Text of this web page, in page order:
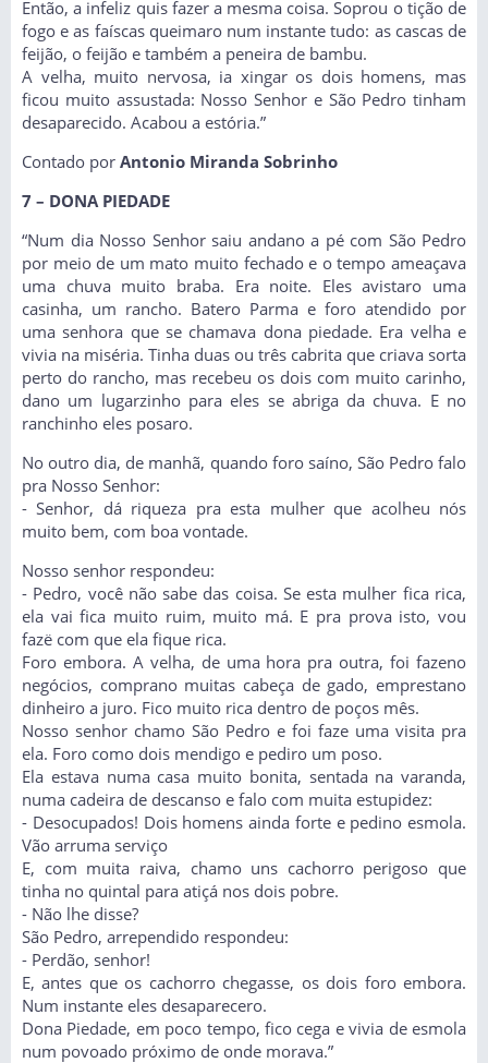
Então, a infeliz quis fazer a mesma coisa. Soprou o tição de
fogo e as faíscas queimaro num instante tudo: as cascas de
feijão, o feijão e também a peneira de bambu.
A velha, muito nervosa, ia xingar os dois homens, mas
ficou muito assustada: Nosso Senhor e São Pedro tinham
desaparecido. Acabou a estória.”
Contado por Antonio Miranda Sobrinho
7 – DONA PIEDADE
“Num dia Nosso Senhor saiu andano a pé com São Pedro
por meio de um mato muito fechado e o tempo ameaçava
uma chuva muito braba. Era noite. Eles avistaro uma
casinha, um rancho. Batero Parma e foro atendido por
uma senhora que se chamava dona piedade. Era velha e
vivia na miséria. Tinha duas ou três cabrita que criava sorta
perto do rancho, mas recebeu os dois com muito carinho,
dano um lugarzinho para eles se abriga da chuva. E no
ranchinho eles posaro.
No outro dia, de manhã, quando foro saíno, São Pedro falo
pra Nosso Senhor:
- Senhor, dá riqueza pra esta mulher que acolheu nós
muito bem, com boa vontade.
Nosso senhor respondeu:
- Pedro, você não sabe das coisa. Se esta mulher fica rica,
ela vai fica muito ruim, muito má. E pra prova isto, vou
fazë com que ela fique rica.
Foro embora. A velha, de uma hora pra outra, foi fazeno
negócios, comprano muitas cabeça de gado, emprestano
dinheiro a juro. Fico muito rica dentro de poços mês.
Nosso senhor chamo São Pedro e foi faze uma visita pra
ela. Foro como dois mendigo e pediro um poso.
Ela estava numa casa muito bonita, sentada na varanda,
numa cadeira de descanso e falo com muita estupidez:
- Desocupados! Dois homens ainda forte e pedino esmola.
Vão arruma serviço
E, com muita raiva, chamo uns cachorro perigoso que
tinha no quintal para atiçá nos dois pobre.
- Não lhe disse?
São Pedro, arrependido respondeu:
- Perdão, senhor!
E, antes que os cachorro chegasse, os dois foro embora.
Num instante eles desaparecero.
Dona Piedade, em poco tempo, fico cega e vivia de esmola
num povoado próximo de onde morava.”